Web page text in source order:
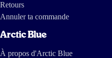
Retours
Annuler ta commande
Arctic Blue
À propos d'Arctic Blue